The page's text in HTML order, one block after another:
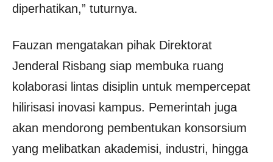
diperhatikan,” tuturnya.
Fauzan mengatakan pihak Direktorat
Jenderal Risbang siap membuka ruang
kolaborasi lintas disiplin untuk mempercepat
hilirisasi inovasi kampus. Pemerintah juga
akan mendorong pembentukan konsorsium
yang melibatkan akademisi, industri, hingga